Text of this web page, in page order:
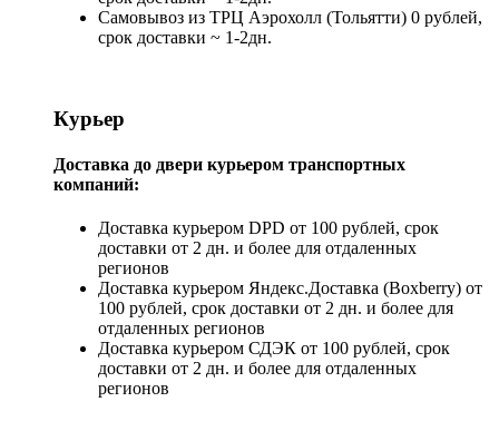
Самовывоз из ТРЦ Аэрохолл (Тольятти) 0 рублей,
срок доставки ~ 1-2дн.
Курьер
Доставка до двери курьером транспортных
компаний:
Доставка курьером DPD от 100 рублей, срок
доставки от 2 дн. и более для отдаленных
регионов
Доставка курьером Яндекс.Доставка (Boxberry) от
100 рублей, срок доставки от 2 дн. и более для
отдаленных регионов
Доставка курьером СДЭК от 100 рублей, срок
доставки от 2 дн. и более для отдаленных
регионов